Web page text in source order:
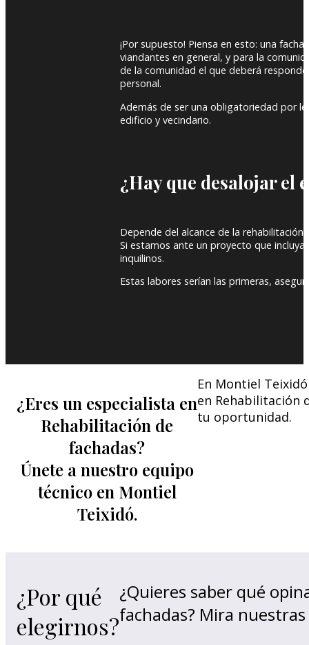
¡Por supuesto! Piensa en esto: una
viandantes en general, y para la
de la comunidad el que deberá
personal.
Además de ser una obligatoriedad por
edificio y vecindario.
¿Hay que desalojar
Depende del alcance de la
Si estamos ante un proyecto que
inquilinos.
Estas labores serían las primeras,
¿Eres un especialista en
Rehabilitación de
fachadas?
Únete a nuestro equipo
técnico en Montiel
Teixidó.
En Montiel
en Rehabilitación
tu oportunidad.
¿Por qué
elegirnos?
¿Quieres saber qué
fachadas? Mira